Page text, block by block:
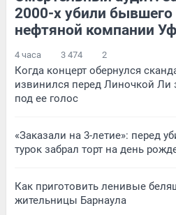
2000-х убили бывшего
нефтяной компании
4 часа 3 474 2
Когда концерт обернулся
извинился перед Линочкой Ли
под ее голос
«Заказали на 3-летие»: перед
турок забрал торт на день
Как приготовить ленивые
жительницы Барнаула